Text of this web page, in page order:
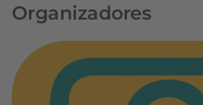
Organizadores